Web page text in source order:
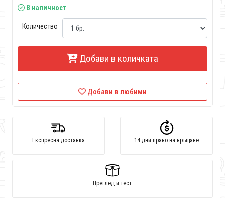
В наличност
Количество
Добави в количката
Добави в любими
Експресна доставка 14 дни право на връщане
Преглед и тест